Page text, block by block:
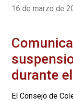
16 de marzo de
durante
El Consejo de